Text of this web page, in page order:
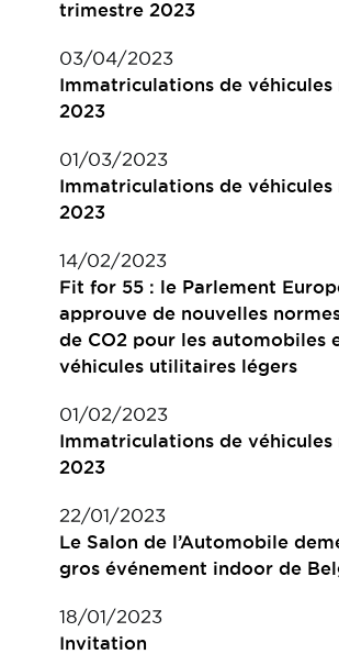
trimestre 2023
03/04/2023
Immatriculations de véhicules
2023
01/03/2023
Immatriculations de véhicules
2023
14/02/2023
Fit for 55 : le Parlement
approuve de nouvelles
de CO2 pour les automobiles
véhicules utilitaires légers
01/02/2023
Immatriculations de véhicules
2023
22/01/2023
Le Salon de l’Automobile
gros événement indoor de
18/01/2023
Invitation